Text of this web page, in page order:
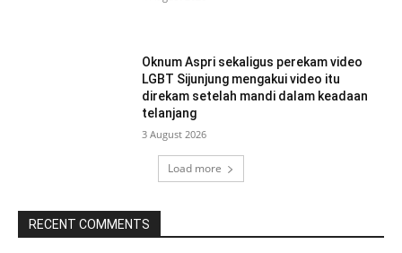
Oknum Aspri sekaligus perekam video
LGBT Sijunjung mengakui video itu
direkam setelah mandi dalam keadaan
telanjang
3 August 2026
Load more
RECENT COMMENTS